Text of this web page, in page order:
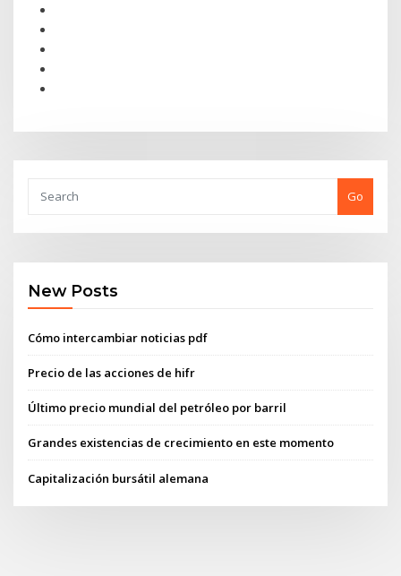
Go
New Posts
Cómo intercambiar noticias pdf
Precio de las acciones de hifr
Último precio mundial del petróleo por barril
Grandes existencias de crecimiento en este momento
Capitalización bursátil alemana